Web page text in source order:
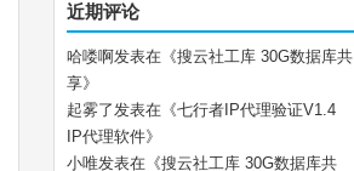
近期评论
哈喽啊发表在《搜云社工库 30G数据库共
享》
起雾了发表在《七行者IP代理验证V1.4
IP代理软件》
小唯发表在《搜云社工库 30G数据库共